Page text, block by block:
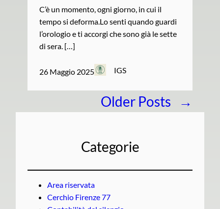
C’è un momento, ogni giorno, in cui il
tempo si deforma.Lo senti quando guardi
l’orologio e ti accorgi che sono già le sette
di sera. […]
26 Maggio 2025 IGS
Older Posts →
Categorie
Area riservata
Cerchio Firenze 77